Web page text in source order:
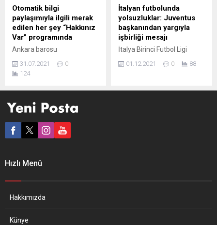
Sol Parti’nin, 26 Eylül
seçimlerinden sonra bir sol
koalisyon hükümetinde
mutlaka yer alması
gerektiğini savunan
milletvekili adayı Aynur...
2021’nin aynı dönemine
kıyasla yüzde...
Otomatik bilgi
paylaşımıyla ilgili merak
edilen her şey “Hakkınız
Var” programında
Ankara barosu
avukatlarından Bilal
Erdoğan, her hafta
yayınlanan “Hakkınız Var”
ilgili son gelişmeleri
Gümüş’ün sorularını
yanıtlayan BAB Hukuk ve
paylaşımı ile ilgili tüm merak
kanalında vatandaşlara
31.07.2021
0
124
İtalyan futbolunda
yolsuzluklar: Juventus
başkanından yargıyla
işbirliği mesajı
İtalya Birinci Futbol Ligi
(Serie A) takımlarından
Juventus’un çoğunluk
01.12.2021 0 88
Hızlı Menü
Hakkımızda
Künye